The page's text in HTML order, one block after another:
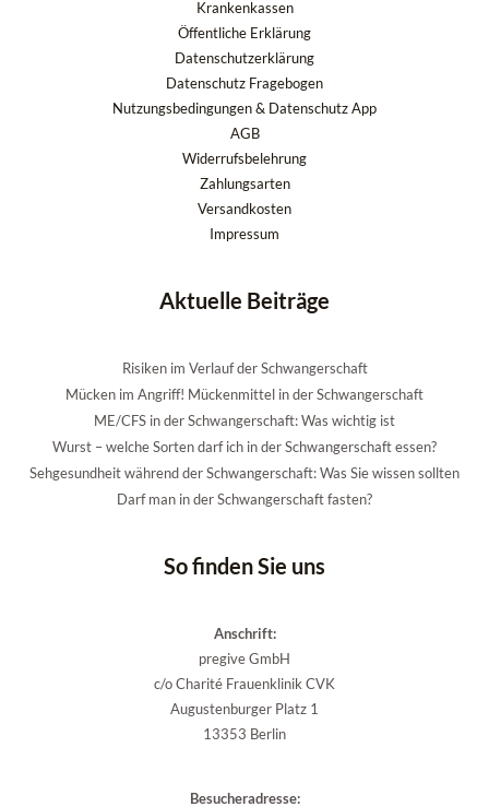
Krankenkassen
Öffentliche Erklärung
Datenschutzerklärung
Datenschutz Fragebogen
Nutzungsbedingungen & Datenschutz App
AGB
Widerrufsbelehrung
Zahlungsarten
Versandkosten
Impressum
Aktuelle Beiträge
Risiken im Verlauf der Schwangerschaft
Mücken im Angriff! Mückenmittel in der Schwangerschaft
ME/CFS in der Schwangerschaft: Was wichtig ist
Wurst – welche Sorten darf ich in der Schwangerschaft essen?
Sehgesundheit während der Schwangerschaft: Was Sie wissen sollten
Darf man in der Schwangerschaft fasten?
So finden Sie uns
Anschrift:
pregive GmbH
c/o Charité Frauenklinik CVK
Augustenburger Platz 1
13353 Berlin
Besucheradresse: